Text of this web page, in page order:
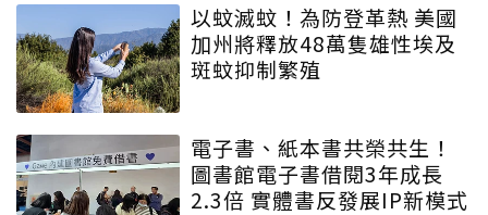
以蚊滅蚊！為防登革熱 美國
加州將釋放48萬隻雄性埃及
斑蚊抑制繁殖
電子書、紙本書共榮共生！
圖書館電子書借閱3年成長
2.3倍 實體書反發展IP新模式